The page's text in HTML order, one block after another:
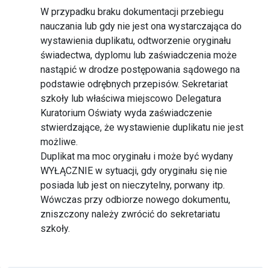
W przypadku braku dokumentacji przebiegu
nauczania lub gdy nie jest ona wystarczająca do
wystawienia duplikatu, odtworzenie oryginału
świadectwa, dyplomu lub zaświadczenia może
nastąpić w drodze postępowania sądowego na
podstawie odrębnych przepisów. Sekretariat
szkoły lub właściwa miejscowo Delegatura
Kuratorium Oświaty wyda zaświadczenie
stwierdzające, że wystawienie duplikatu nie jest
możliwe.
Duplikat ma moc oryginału i może być wydany
WYŁĄCZNIE w sytuacji, gdy oryginału się nie
posiada lub jest on nieczytelny, porwany itp.
Wówczas przy odbiorze nowego dokumentu,
zniszczony należy zwrócić do sekretariatu
szkoły.